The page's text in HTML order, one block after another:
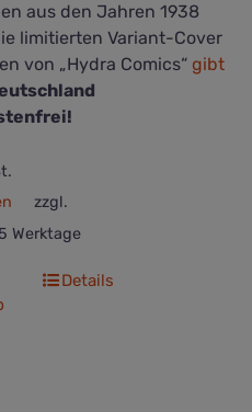
aus den Jahren 1938
limitierten Variant-Cover
von „Hydra Comics“ gibt
zzgl.
Werktage
Details